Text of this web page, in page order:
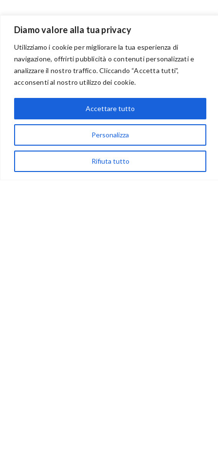
Diamo valore alla tua privacy
Utilizziamo i cookie per migliorare la tua esperienza di
navigazione, offrirti pubblicità o contenuti personalizzati e
analizzare il nostro traffico. Cliccando “Accetta tutti”,
acconsenti al nostro utilizzo dei cookie.
Personalizza
Rifiuta tutto
Accettare tutto
BENVENUTI NEL PORTALE RIVENDITORI
via Acqua delle Noci 12
83024 Monteforte Irpino (AV)
(+39) 081-7777233